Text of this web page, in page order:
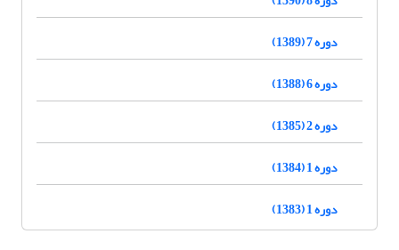
دوره 7 (1389)
دوره 6 (1388)
دوره 2 (1385)
دوره 1 (1384)
دوره 1 (1383)